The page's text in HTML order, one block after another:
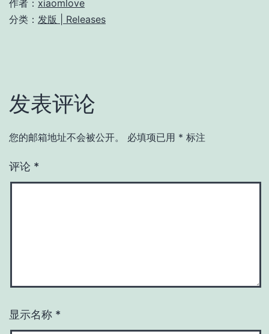
作者： xiaomlove
分类： 发版 | Releases
发表评论
您的邮箱地址不会被公开。 必填项已用 * 标注
评论 *
显示名称 *